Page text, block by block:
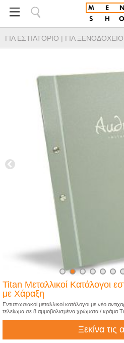
ΓΙΑ ΕΣΤΙΑΤΟΡΙΟ | ΓΙΑ ΞΕΝΟΔΟΧΕΙΟ
Titan Μεταλλικοί Κατάλογοι
με Χάραξη
Εντυπωσιακοί μεταλλικοί κατάλογοι με νέο
τελείωμα σε 8 αμμοβολισμένα χρώματα / κράμα
Ξεκίνα τις